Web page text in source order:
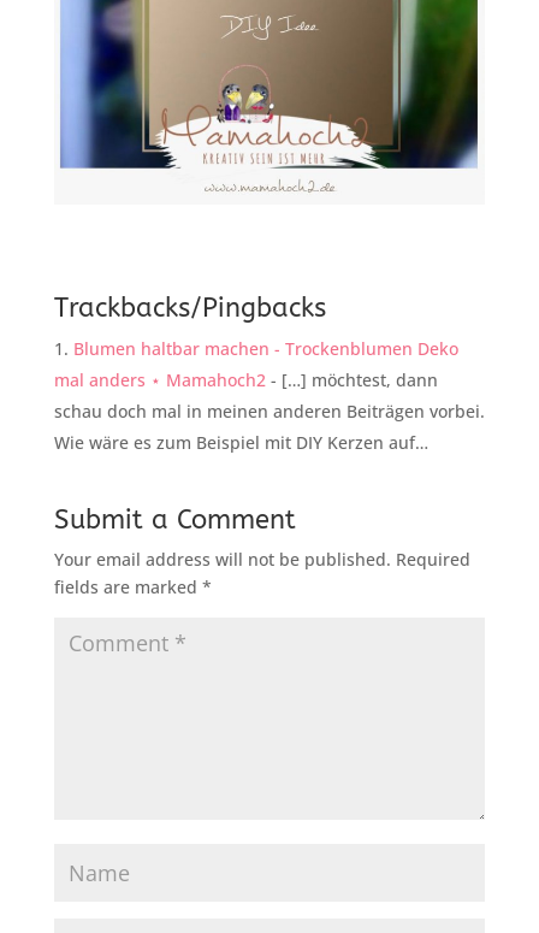
Trackbacks/Pingbacks
Blumen haltbar machen - Trockenblumen Deko
mal anders ⋆ Mamahoch2- […] möchtest, dann
schau doch mal in meinen anderen Beiträgen vorbei.
Wie wäre es zum Beispiel mit DIY Kerzen auf…
Submit a Comment
Your email address will not be published. Required
fields are marked *